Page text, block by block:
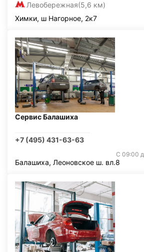
Левобережная(5,6 км)
Химки, ш Нагорное, 2к7
Сервис Балашиха
+7 (495) 431-63-63
С 09:00
Балашиха, Леоновское ш. вл.8